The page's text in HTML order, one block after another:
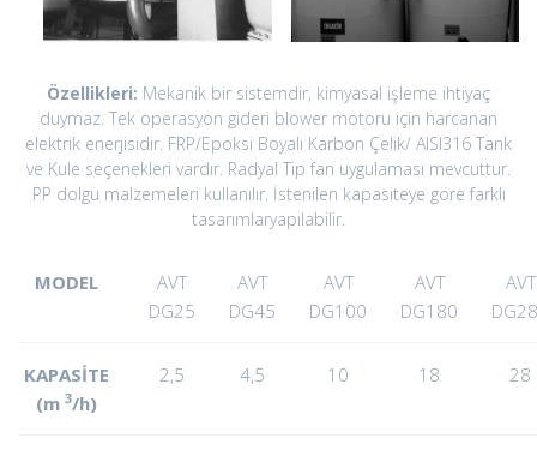
Özellikleri: Mekanik bir sistemdir, kimyasal işleme ihtiyaç
duymaz. Tek operasyon gideri blower motoru için harcanan
elektrik enerjisidir. FRP/Epoksi Boyalı Karbon Çelik/ AISI316 Tank
ve Kule seçenekleri vardır. Radyal Tip fan uygulaması mevcuttur.
PP dolgu malzemeleri kullanılır. İstenilen kapasiteye göre farklı
tasarımlaryapılabilir.
MODEL
AVT
DG25
AVT
DG45
AVT
DG100
AVT
DG180
AVT
KAPASİTE
(m 3/h)
2,5 4,5 10 18 28